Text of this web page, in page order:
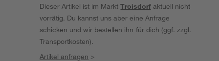
Dieser Artikel ist im MarktTroisdorfaktuell nicht
vorrätig. Du kannst uns aber eine Anfrage
schicken und wir bestellen ihn für dich (ggf. zzgl.
Transportkosten).
Artikel anfragen >